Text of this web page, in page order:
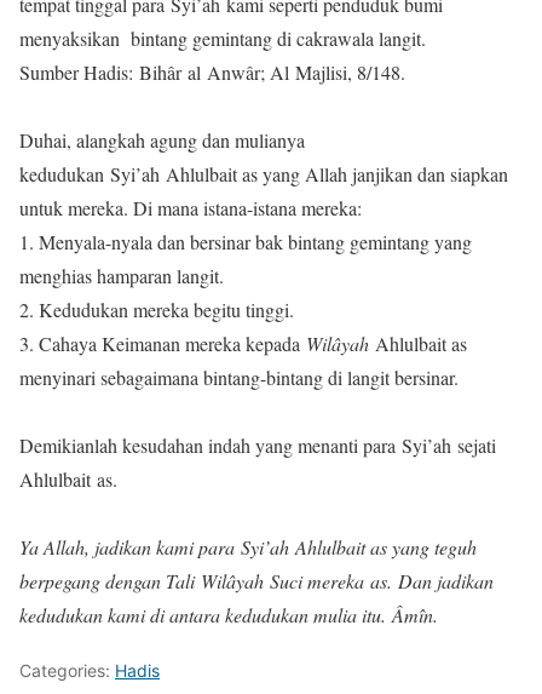
menyaksikan bintang gemintang di cakrawala langit.
Sumber Hadis: Bihâr al Anwâr; Al Majlisi, 8/148.
Duhai, alangkah agung dan mulianya
kedudukan Syi’ah Ahlulbait as yang Allah janjikan dan siapkan
untuk mereka. Di mana istana-istana mereka:
1. Menyala-nyala dan bersinar bak bintang gemintang yang
menghias hamparan langit.
2. Kedudukan mereka begitu tinggi.
3. Cahaya Keimanan mereka kepada Wilâyah Ahlulbait as
menyinari sebagaimana bintang-bintang di langit bersinar.
Demikianlah kesudahan indah yang menanti para Syi’ah sejati
Ahlulbait as.
Ya Allah, jadikan kami para Syi’ah Ahlulbait as yang teguh
berpegang dengan Tali Wilâyah Suci mereka as. Dan jadikan
kedudukan kami di antara kedudukan mulia itu. Âmîn.
Categories: Hadis